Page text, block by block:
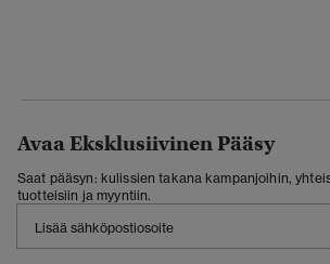
Avaa Eksklusiivinen Pääsy
Saat pääsyn: kulissien takana kampanjoihin,
tuotteisiin ja myyntiin.